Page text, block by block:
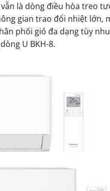
là dòng điều hòa treo
gian trao đổi nhiệt lớn,
phối gió đa dạng tùy
U BKH-8.